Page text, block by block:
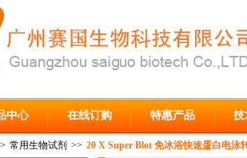
中心 在线订购 特惠产品 技
常用生物试剂 >> 20 X Super Blot 免冰浴快速蛋白电泳